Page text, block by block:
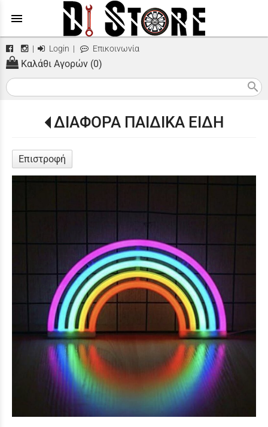
menu
| Login | Επικοινωνία
Καλάθι Αγορών (0)
search
ΔΙΑΦΟΡΑ ΠΑΙΔΙΚΑ ΕΙΔΗ
Επιστροφή